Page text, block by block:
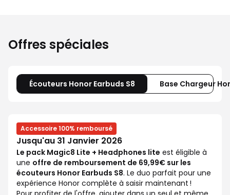
Offres spéciales
Écouteurs Honor Earbuds S8 Base Chargeur
Accessoire 100% remboursé
Jusqu'au 31 Janvier 2026
Le pack Magic8 Lite + Headphones lite est éligible à
une offre de remboursement de 69,99€ sur les
écouteurs Honor Earbuds S8. Le duo parfait pour une
expérience Honor complète à saisir maintenant !